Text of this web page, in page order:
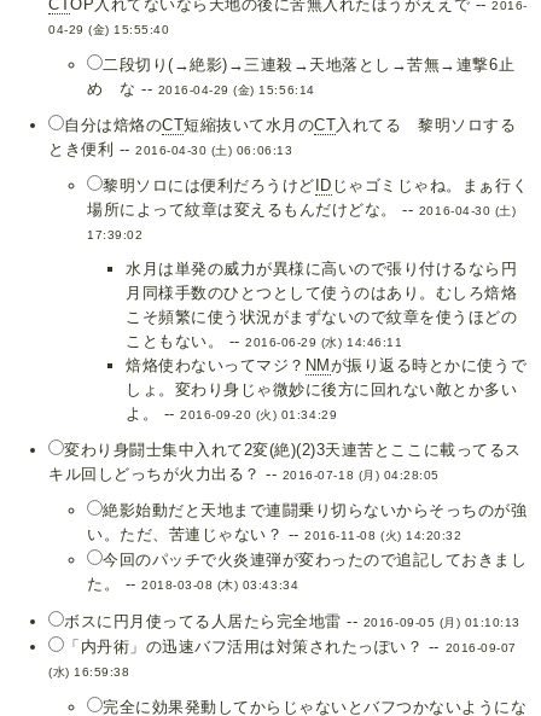
CTOP入れてないなら天地の後に苦無入れたほうがええで --2016-
04-29 (金) 15:55:40
二段切り(→絶影)→三連殺→天地落とし→苦無→連撃6止
め な -- 2016-04-29 (金) 15:56:14
自分は焙烙のCT短縮抜いて水月のCT入れてる 黎明ソロする
とき便利 --2016-04-30 (土) 06:06:13
黎明ソロには便利だろうけど ID じゃゴミじゃね。まぁ行く
場所によって紋章は変えるもんだけどな。 -- 2016-04-30 (土)
17:39:02
水月は単発の威力が異様に高いので張り付けるなら円
月同様手数のひとつとして使うのはあり。むしろ焙烙
こそ頻繁に使う状況がまずないので紋章を使うほどの
こともない。 --2016-06-29 (水) 14:46:11
焙烙使わないってマジ？ NM が振り返る時とかに使うで
しょ。変わり身じゃ微妙に後方に回れない敵とか多い
よ。 --2016-09-20 (火) 01:34:29
変わり身闘士集中入れて2変(絶)(2)3天連苦とここに載ってるス
キル回しどっちが火力出る？ -- 2016-07-18 (月) 04:28:05
絶影始動だと天地まで連闘乗り切らないからそっちのが強
い。ただ、苦連じゃない？ --2016-11-08 (火) 14:20:32
今回のパッチで火炎連弾が変わったので追記しておきまし
た。 --2018-03-08 (木) 03:43:34
ボスに円月使ってる人居たら完全地雷 -- 2016-09-05 (月) 01:10:13
「内丹術」の迅速バフ活用は対策されたっぽい？ -- 2016-09-07
(水) 16:59:38
完全に効果発動してからじゃないとバフつかないようにな